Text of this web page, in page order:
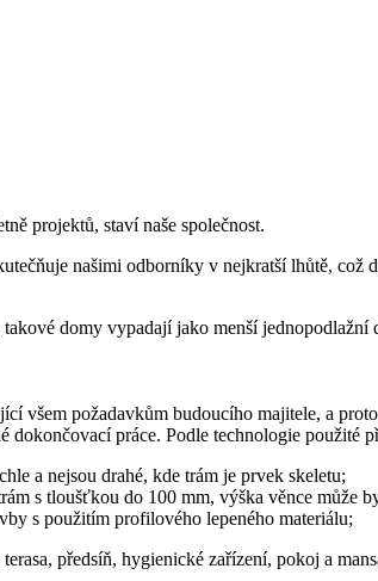
projektů, staví naše společnost.
našimi odborníky v nejkratší lhůtě,
domy vypadají jako menší
všem požadavkům budoucího majitele, a
dokončovací práce. Podle technologie použité
a nejsou drahé, kde trám je prvek skeletu;
s tloušťkou do 100 mm, výška věnce může
s použitím profilového lepeného materiálu;
předsíň, hygienické zařízení, pokoj a